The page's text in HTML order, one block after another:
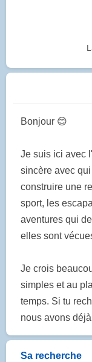
Bonjour 😊
Je suis ici avec
sincère avec
construire une
sport, les
aventures qui
elles sont
Je crois
simples et au
temps. Si tu
nous avons
Sa recherche